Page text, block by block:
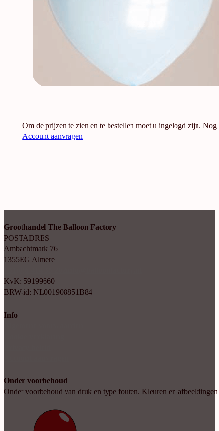
Om de prijzen te zien en te bestellen moet u ingelogd zijn. Nog
Account aanvragen
Groothandel The Balloon Factory
POSTADRES
Ambachtmark 76
1355EG Almere
KvK: 59199660
BRW-id: NL001908851B84
Info
Onder voorbehoud
Onder voorbehoud van druk en type fouten. Kleuren en